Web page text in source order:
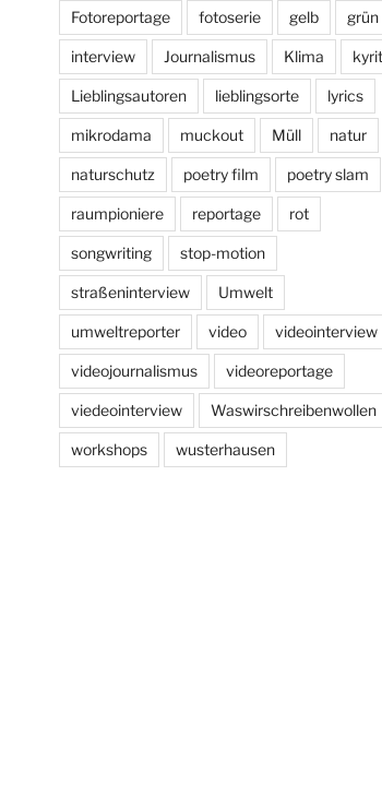
Fotoreportage fotoserie gelb grün
interview Journalismus Klima
Lieblingsautoren lieblingsorte lyrics
mikrodama muckout Müll natur
naturschutz poetry film poetry slam
raumpioniere reportage rot
songwriting stop-motion
straßeninterview Umwelt
umweltreporter video videointerview
videojournalismus videoreportage
viedeointerview Waswirschreibenwollen
workshops wusterhausen